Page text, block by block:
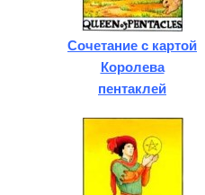
Сочетание с картой
Королева
пентаклей